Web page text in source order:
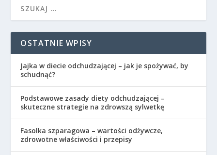
OSTATNIE WPISY
Jajka w diecie odchudzającej – jak je spożywać, by
schudnąć?
Podstawowe zasady diety odchudzającej –
skuteczne strategie na zdrowszą sylwetkę
Fasolka szparagowa – wartości odżywcze,
zdrowotne właściwości i przepisy